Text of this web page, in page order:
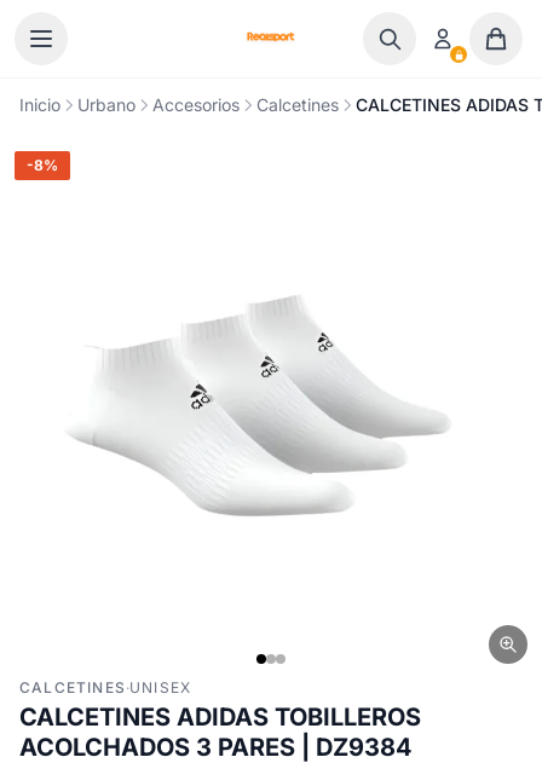
Inicio Urbano Accesorios Calcetines CALCETINES ADIDAS
-8%
CALCETINES ·UNISEX
CALCETINES ADIDAS TOBILLEROS
ACOLCHADOS 3 PARES | DZ9384